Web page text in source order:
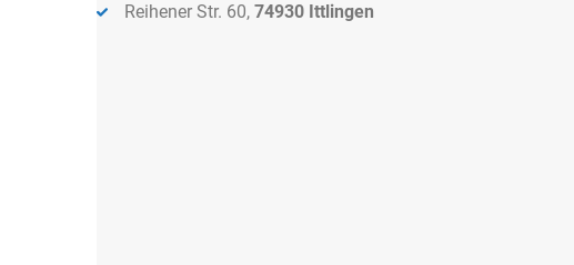
Reihener Str. 60, 74930 Ittlingen